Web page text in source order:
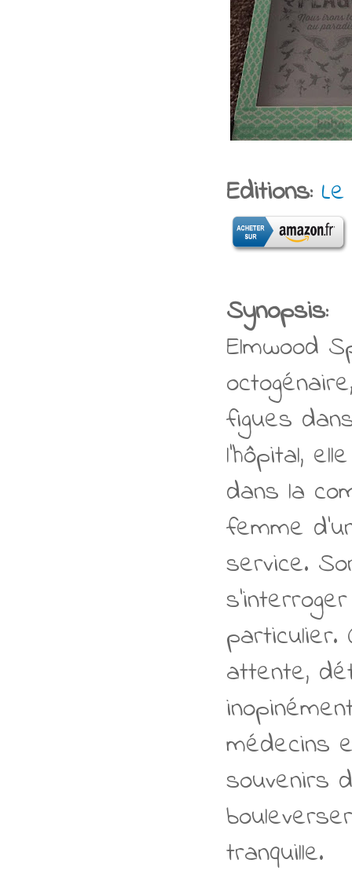
Editions:
Synopsis:
Elmwood
figues
l’hôpital,
dans la
femme
service.
particulier.
attente,
médecins
souvenirs
tranquille.